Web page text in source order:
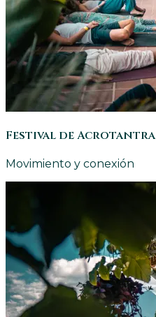
Festival de Acrotantra
Movimiento y conexión